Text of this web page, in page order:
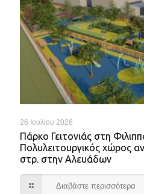
26 Ιουλίου 2026
Πάρκο Γειτονιάς στη
Πολυλειτουργικός χώρος
στρ. στην Αλευάδων
Διαβάστε περισσότερα